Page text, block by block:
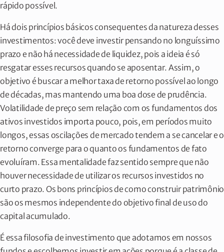
rápido possível.
Há dois princípios básicos consequentes da natureza desses
investimentos: você deve investir pensando no longuíssimo
prazo e não há necessidade de liquidez, pois a ideia é só
resgatar esses recursos quando se aposentar. Assim, o
objetivo é buscar a melhor taxa de retorno possível ao longo
de décadas, mas mantendo uma boa dose de prudência.
Volatilidade de preço sem relação com os fundamentos dos
ativos investidos importa pouco, pois, em períodos muito
longos, essas oscilações de mercado tendem a se cancelar e o
retorno converge para o quanto os fundamentos de fato
evoluíram. Essa mentalidade faz sentido sempre que não
houver necessidade de utilizar os recursos investidos no
curto prazo. Os bons princípios de como construir patrimônio
são os mesmos independente do objetivo final de uso do
capital acumulado.
É essa filosofia de investimento que adotamos em nossos